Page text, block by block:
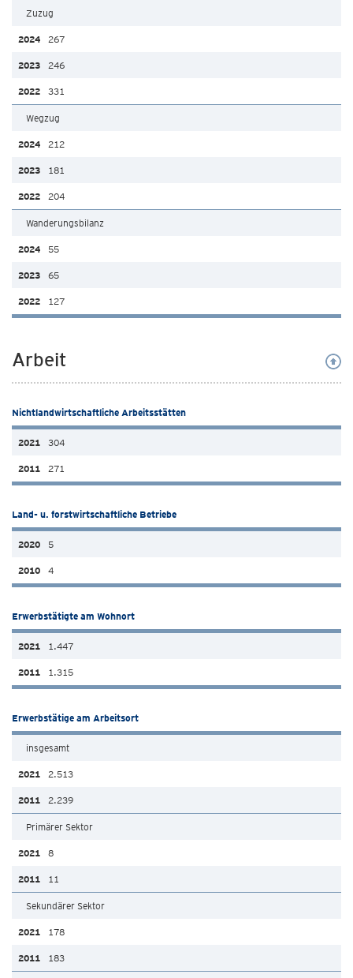
Zuzug
267
246
331
Wegzug
212
181
204
Wanderungsbilanz
55
65
127
Arbeit
Nichtlandwirtschaftliche Arbeitsstätten
304
271
Land- u. forstwirtschaftliche Betriebe
5
4
Erwerbstätigte am Wohnort
1.447
1.315
Erwerbstätige am Arbeitsort
insgesamt
2.513
2.239
Primärer Sektor
8
11
Sekundärer Sektor
178
183